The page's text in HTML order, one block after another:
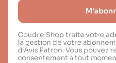
Coudre Shop traite votre
la gestion de votre
d’Avis Patron. Vous pouvez
consentement à tout